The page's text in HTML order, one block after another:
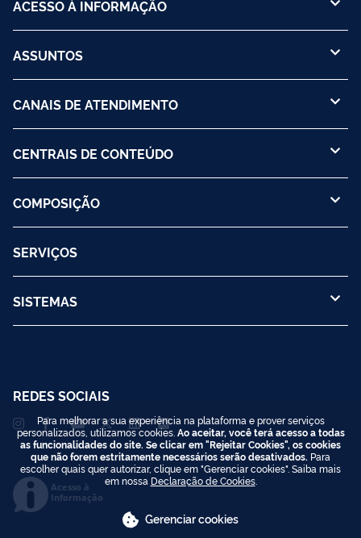
ACESSO À INFORMAÇÃO
ASSUNTOS
CANAIS DE ATENDIMENTO
CENTRAIS DE CONTEÚDO
COMPOSIÇÃO
SERVIÇOS
SISTEMAS
REDES SOCIAIS
Acesso à
Informação
Para melhorar a sua experiência na plataforma e prover serviços
personalizados, utilizamos cookies. Ao aceitar, você terá acesso a todas
as funcionalidades do site. Se clicar em "Rejeitar Cookies", os cookies
que não forem estritamente necessários serão desativados. Para
escolher quais quer autorizar, clique em "Gerenciar cookies". Saiba mais
em nossa Declaração de Cookies.
Gerenciar cookies